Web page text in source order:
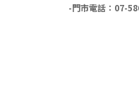
-門市電話：07-